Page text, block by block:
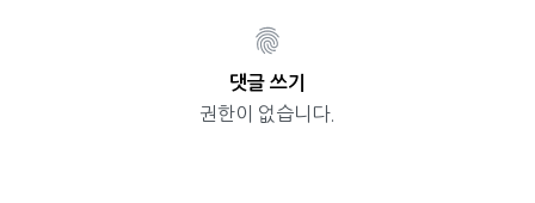
댓글 쓰기
권한이 없습니다.